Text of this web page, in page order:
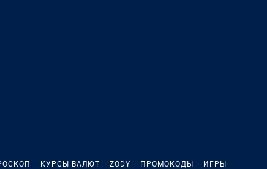
КУРСЫ ВАЛЮТ ZODY ПРОМОКОДЫ ИГРЫ